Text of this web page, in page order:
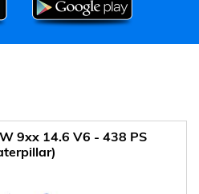
9xx 14.6 V6 - 438 PS